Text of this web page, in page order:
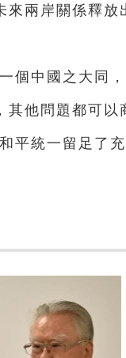
兩岸關係釋放
中國之大同，
其他問題都可
平統一留足了